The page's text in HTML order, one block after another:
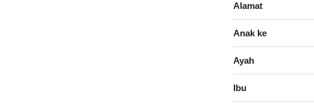
Alamat
Anak ke
Ayah
Ibu